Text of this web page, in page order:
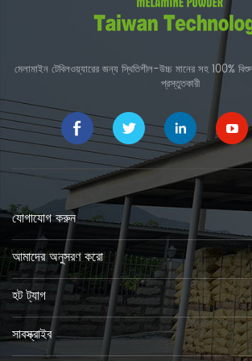
মেলামাইন টেবিলওয়্যারের জন্য স্থিতিশীল-উচ্চ মানের সহ 100%
প্রস্তুতকারী
যোগাযোগ করুন
আমাদের অনুসরণ করো
হট ট্যাগ
সাবস্ক্রাইব